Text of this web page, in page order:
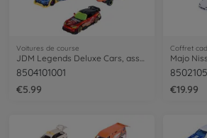
Voitures de course
JDM Legends Deluxe Cars, assortiment de 6 modèles
8504101001
€5.99
Coffret
Majo
€19.99